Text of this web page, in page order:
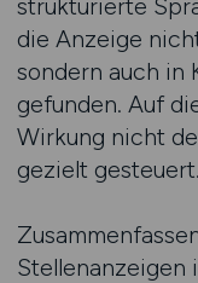
strukturierte
die Anzeige
sondern auch in
gefunden. Auf
Wirkung nicht
gezielt gesteuert.
Stellenanzeigen